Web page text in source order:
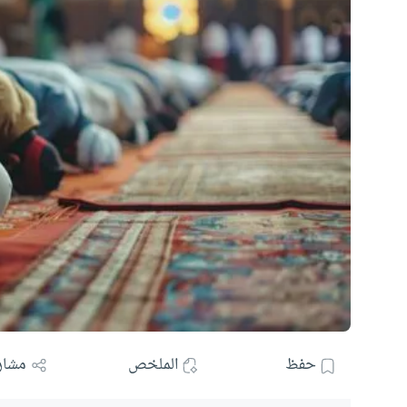
حفظ الملخص